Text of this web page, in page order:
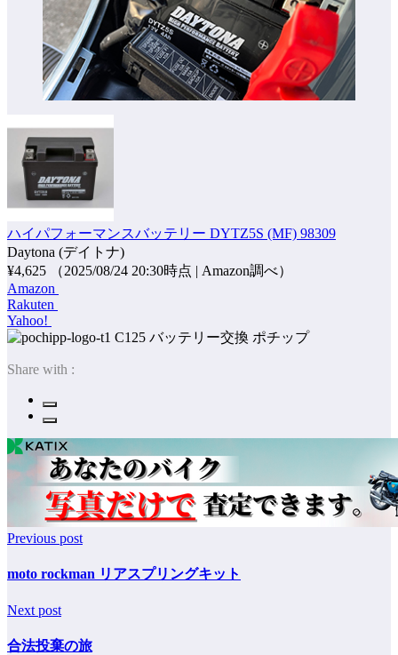
ハイパフォーマンスバッテリー DYTZ5S (MF) 98309
Daytona (デイトナ)
¥4,625
（2025/08/24 20:30時点 | Amazon調べ）
Amazon
Rakuten
Yahoo!
ポチップ
Share with :
Previous post
moto rockman リアスプリングキット
Next post
合法投棄の旅